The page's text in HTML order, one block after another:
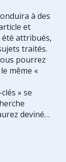
à des
et
été attribués,
traités.
pourrez
même «
» se
deviné…